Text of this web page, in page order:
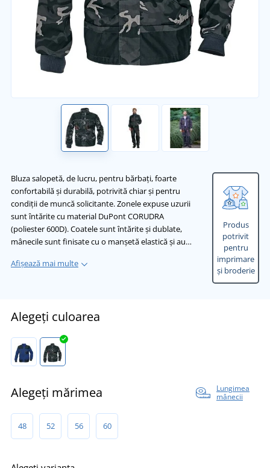
Bluza salopetă, de lucru, pentru bărbați, foarte
confortabilă și durabilă, potrivită chiar și pentru
condiții de muncă solicitante. Zonele expuse uzurii
sunt întărite cu material DuPont CORUDRA
(poliester 600D). Coatele sunt întărite și dublate,
mânecile sunt finisate cu o manșetă elastică și au…
Afișează mai multe
Produs
potrivit
pentru
imprimare
și broderie
Alegeți culoarea
Alegeți mărimea
Lungimea
mânecii
48 52 56 60